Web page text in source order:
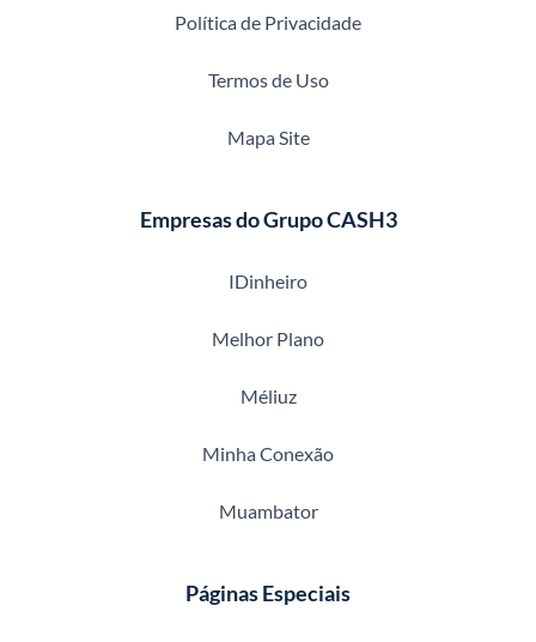
Política de Privacidade
Termos de Uso
Mapa Site
Empresas do Grupo CASH3
IDinheiro
Melhor Plano
Méliuz
Minha Conexão
Muambator
Páginas Especiais